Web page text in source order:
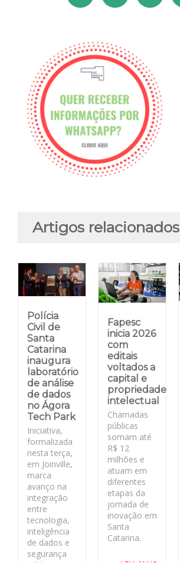
Artigos relacionados
Polícia
Civil de
Santa
Catarina
inaugura
laboratório
de análise
de dados
no Ágora
Tech Park
Iniciativa,
formalizada
nesta terça,
em Joinville,
marca
avanço na
integração
entre
tecnologia,
inteligência
de dados e
segurança
pública no
Fapesc
inicia 2026
com
editais
voltados a
capital e
propriedade
intelectual
Chamadas
públicas
somam até
R$ 12
milhões e
atuam em
diferentes
etapas da
jornada de
inovação em
Santa
Catarina.
LEIA MAIS